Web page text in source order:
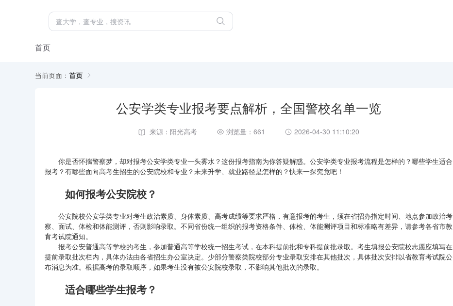
首页
当前页面： 首页
公安学类专业报考要点解析，全国警校名单一览
来源：阳光高考 浏览量：661 2026-04-30 11:10:20
你是否怀揣警察梦，却对报考公安学类专业一头雾水？这份报考指南为你答疑解惑。公安学类专业报考流程是怎样的？哪些学生适合
报考？有哪些面向高考生招生的公安院校和专业？未来升学、就业路径是怎样的？快来一探究竟吧！
如何报考公安院校？
公安院校公安学类专业对考生政治素质、身体素质、高考成绩等要求严格，有意报考的考生，须在省招办指定时间、地点参加政治考
察、面试、体检和体能测评，否则影响录取。不同省份统一组织的报考资格条件、体检、体能测评项目和标准略有差异，请参考各省市教
育考试院通知。
报考公安普通高等学校的考生，参加普通高等学校统一招生考试，在本科提前批和专科提前批录取。考生填报公安院校志愿应填写在
提前录取批次栏内，具体办法由各省招生办公室决定。少部分警察类院校部分专业录取安排在其他批次，具体批次安排以省教育考试院公
布消息为准。根据高考的录取顺序，如果考生没有被公安院校录取，不影响其他批次的录取。
适合哪些学生报考？